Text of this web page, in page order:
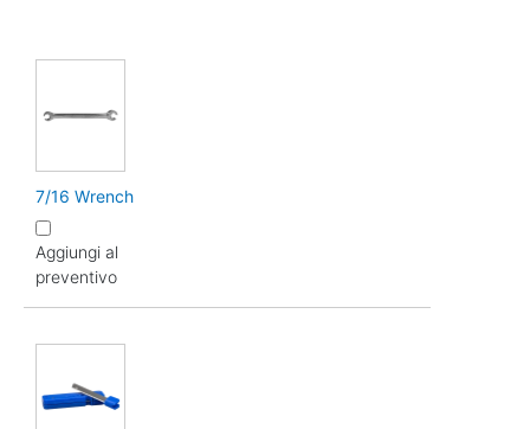
7/16 Wrench
Aggiungi al
preventivo